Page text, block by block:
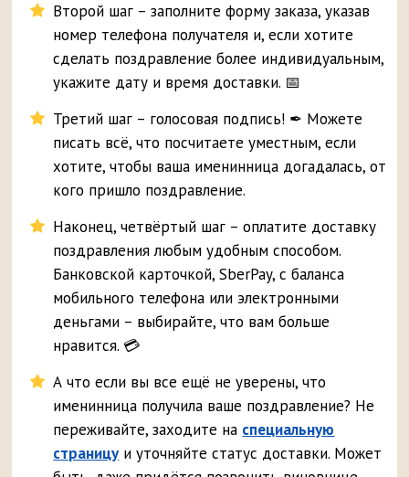
Второй шаг – заполните форму заказа, указав
номер телефона получателя и, если хотите
сделать поздравление более индивидуальным,
укажите дату и время доставки. 📅
Третий шаг – голосовая подпись! ✒ Можете
писать всё, что посчитаете уместным, если
хотите, чтобы ваша именинница догадалась, от
кого пришло поздравление.
Наконец, четвёртый шаг – оплатите доставку
поздравления любым удобным способом.
Банковской карточкой, SberPay, с баланса
мобильного телефона или электронными
деньгами – выбирайте, что вам больше
нравится. 💳
А что если вы все ещё не уверены, что
именинница получила ваше поздравление? Не
переживайте, заходите на специальную
страницуи уточняйте статус доставки. Может